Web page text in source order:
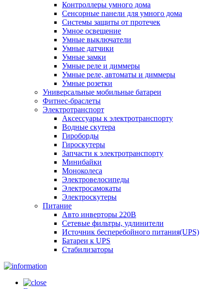
Контроллеры умного дома
Сенсорные панели для умного дома
Системы защиты от протечек
Умное освещение
Умные выключатели
Умные датчики
Умные замки
Умные реле и диммеры
Умные реле, автоматы и диммеры
Умные розетки
Универсальные мобильные батареи
Фитнес-браслеты
Электротранспорт
Аксессуары к электротранспорту
Водные скутера
Гироборды
Гироскутеры
Запчасти к электротранспорту
Минибайки
Моноколеса
Электровелосипеды
Электросамокаты
Электроскутеры
Питание
Авто инверторы 220В
Сетевые фильтры, удлинители
Источник бесперебойного питания(UPS)
Батареи к UPS
Стабилизаторы